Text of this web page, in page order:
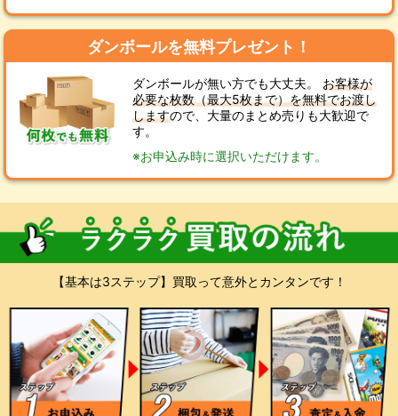
ダンボールを無料プレゼント！
ダンボールが無い方でも大丈夫。お客様が
必要な枚数（最大5枚まで）を無料でお渡し
しますので、大量のまとめ売りも大歓迎で
す。
※お申込み時に選択いただけます。
【基本は3ステップ】買取って意外とカンタンです！